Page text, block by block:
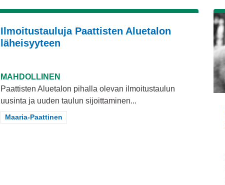
Ilmoitustauluja Paattisten Aluetalon
läheisyyteen
MAHDOLLINEN
Paattisten Aluetalon pihalla olevan ilmoitustaulun
uusinta ja uuden taulun sijoittaminen...
Rajaa tulokset teeman mukaan: Maaria-Paattinen
Maaria-Paattinen